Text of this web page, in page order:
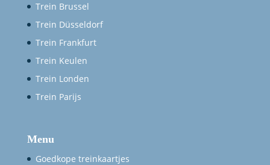
Trein Brussel
Trein Düsseldorf
Trein Frankfurt
Trein Keulen
Trein Londen
Trein Parijs
Menu
Goedkope treinkaartjes